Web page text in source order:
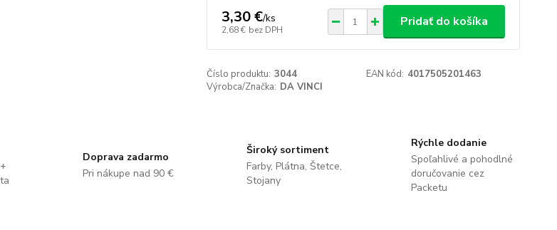
3,30 €/ks
2,68 € bez DPH
Pridať do košíka
Číslo produktu: 3044 EAN kód: 4017505201463
Výrobca/Značka: DA VINCI
Doprava zadarmo
Pri nákupe nad 90 €
Široký sortiment
Farby, Plátna, Štetce,
Stojany
Rýchle dodanie
Spoľahlivé a pohodlné
doručovanie cez
Packetu